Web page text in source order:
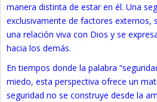
manera distinta de estar en él. Una
exclusivamente de factores externos,
una relación viva con Dios y se
hacia los demás.
En tiempos donde la palabra
miedo, esta perspectiva ofrece un
seguridad no se construye desde la